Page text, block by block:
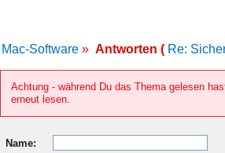
Mac-Software » Antworten ( Re:
Achtung - während Du das Thema gelesen
erneut lesen.
Name: